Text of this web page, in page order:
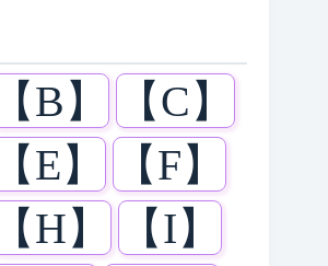
【B】
【C】
【E】
【F】
【H】
【I】